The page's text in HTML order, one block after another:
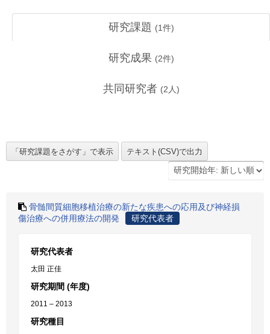
研究課題 (1件)
研究成果 (2件)
共同研究者 (2 人)
骨髄間質細胞移植治療の新たな疾患への応用及び神経損
傷治療への併用療法の開発
研究代表者
研究代表者
太田 正佳
研究期間 (年度)
2011 – 2013
研究種目